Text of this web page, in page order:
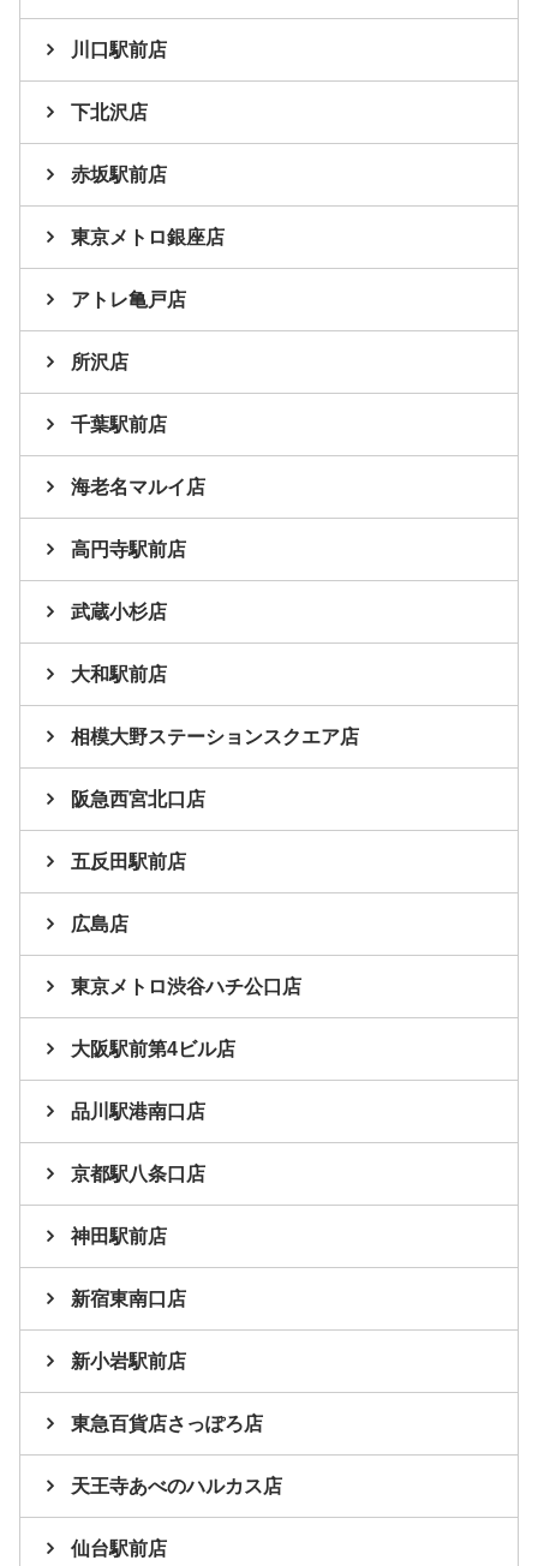
川口駅前店
下北沢店
赤坂駅前店
東京メトロ銀座店
アトレ亀戸店
所沢店
千葉駅前店
海老名マルイ店
高円寺駅前店
武蔵小杉店
大和駅前店
相模大野ステーションスクエア店
阪急西宮北口店
五反田駅前店
広島店
東京メトロ渋谷ハチ公口店
大阪駅前第4ビル店
品川駅港南口店
京都駅八条口店
神田駅前店
新宿東南口店
新小岩駅前店
東急百貨店さっぽろ店
天王寺あべのハルカス店
仙台駅前店